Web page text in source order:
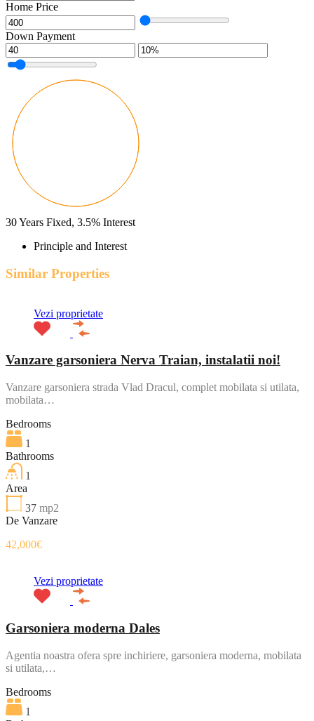
Home Price
Down Payment
30Years Fixed, 3.5% Interest
Principle and Interest
Similar Properties
Vezi proprietate
Vanzare garsoniera Nerva Traian, instalatii noi!
Vanzare garsoniera strada Vlad Dracul, complet mobilata si utilata,
mobilata…
Bedrooms
1
Bathrooms
1
Area
37 mp2
De Vanzare
42,000€
Vezi proprietate
Garsoniera moderna Dales
Agentia noastra ofera spre inchiriere, garsoniera moderna, mobilata
si utilata,…
Bedrooms
1